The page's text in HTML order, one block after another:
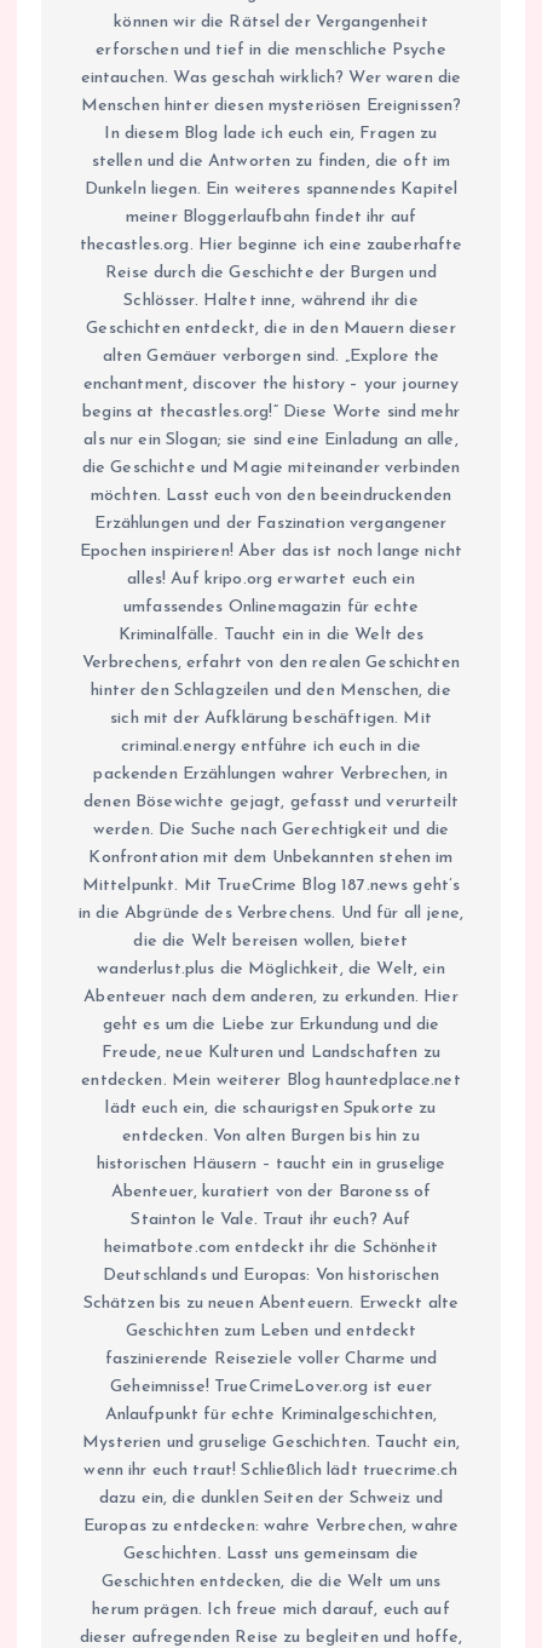
können wir die Rätsel der Vergangenheit
erforschen und tief in die menschliche Psyche
eintauchen. Was geschah wirklich? Wer waren die
Menschen hinter diesen mysteriösen Ereignissen?
In diesem Blog lade ich euch ein, Fragen zu
stellen und die Antworten zu finden, die oft im
Dunkeln liegen. Ein weiteres spannendes Kapitel
meiner Bloggerlaufbahn findet ihr auf
thecastles.org. Hier beginne ich eine zauberhafte
Reise durch die Geschichte der Burgen und
Schlösser. Haltet inne, während ihr die
Geschichten entdeckt, die in den Mauern dieser
alten Gemäuer verborgen sind. „Explore the
enchantment, discover the history – your journey
begins at thecastles.org!“ Diese Worte sind mehr
als nur ein Slogan; sie sind eine Einladung an alle,
die Geschichte und Magie miteinander verbinden
möchten. Lasst euch von den beeindruckenden
Erzählungen und der Faszination vergangener
Epochen inspirieren! Aber das ist noch lange nicht
alles! Auf kripo.org erwartet euch ein
umfassendes Onlinemagazin für echte
Kriminalfälle. Taucht ein in die Welt des
Verbrechens, erfahrt von den realen Geschichten
hinter den Schlagzeilen und den Menschen, die
sich mit der Aufklärung beschäftigen. Mit
criminal.energy entführe ich euch in die
packenden Erzählungen wahrer Verbrechen, in
denen Bösewichte gejagt, gefasst und verurteilt
werden. Die Suche nach Gerechtigkeit und die
Konfrontation mit dem Unbekannten stehen im
Mittelpunkt. Mit TrueCrime Blog 187.news geht’s
in die Abgründe des Verbrechens. Und für all jene,
die die Welt bereisen wollen, bietet
wanderlust.plus die Möglichkeit, die Welt, ein
Abenteuer nach dem anderen, zu erkunden. Hier
geht es um die Liebe zur Erkundung und die
Freude, neue Kulturen und Landschaften zu
entdecken. Mein weiterer Blog hauntedplace.net
lädt euch ein, die schaurigsten Spukorte zu
entdecken. Von alten Burgen bis hin zu
historischen Häusern – taucht ein in gruselige
Abenteuer, kuratiert von der Baroness of
Stainton le Vale. Traut ihr euch? Auf
heimatbote.com entdeckt ihr die Schönheit
Deutschlands und Europas: Von historischen
Schätzen bis zu neuen Abenteuern. Erweckt alte
Geschichten zum Leben und entdeckt
faszinierende Reiseziele voller Charme und
Geheimnisse! TrueCrimeLover.org ist euer
Anlaufpunkt für echte Kriminalgeschichten,
Mysterien und gruselige Geschichten. Taucht ein,
wenn ihr euch traut! Schließlich lädt truecrime.ch
dazu ein, die dunklen Seiten der Schweiz und
Europas zu entdecken: wahre Verbrechen, wahre
Geschichten. Lasst uns gemeinsam die
Geschichten entdecken, die die Welt um uns
herum prägen. Ich freue mich darauf, euch auf
dieser aufregenden Reise zu begleiten und hoffe,